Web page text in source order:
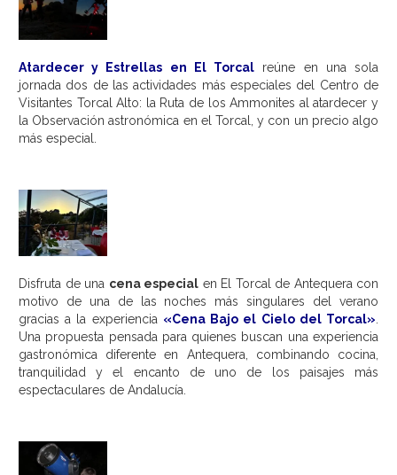
Atardecer y Estrellas en El Torcal reúne en una sola
jornada dos de las actividades más especiales del Centro de
Visitantes Torcal Alto: la Ruta de los Ammonites al atardecer y
la Observación astronómica en el Torcal, y con un precio algo
más especial.
Disfruta de una cena especial en El Torcal de Antequera con
motivo de una de las noches más singulares del verano
gracias a la experiencia «Cena Bajo el Cielo del Torcal»
Una propuesta pensada para quienes buscan una experiencia
gastronómica diferente en Antequera, combinando cocina,
tranquilidad y el encanto de uno de los paisajes más
espectaculares de Andalucía.